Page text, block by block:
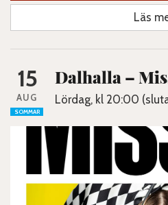
Läs
15
AUG
SOMMAR
Dalhalla –
Lördag, kl 20:00